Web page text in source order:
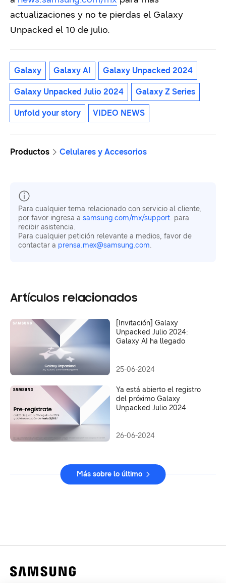
actualizaciones y no te pierdas el Galaxy
Unpacked el 10 de julio.
Galaxy Galaxy AI Galaxy Unpacked 2024
Galaxy Unpacked Julio 2024 Galaxy Z Series
Unfold your story VIDEO NEWS
Productos Celulares y Accesorios
Para cualquier tema relacionado con servicio al cliente,
por favor ingresa a samsung.com/mx/support. para
recibir asistencia.
Para cualquier petición relevante a medios, favor de
contactar a prensa.mex@samsung.com.
Artículos relacionados
[Invitación] Galaxy
Unpacked Julio 2024:
Galaxy AI ha llegado
25-06-2024
Ya está abierto el registro
del próximo Galaxy
Unpacked Julio 2024
26-06-2024
Más sobre lo último